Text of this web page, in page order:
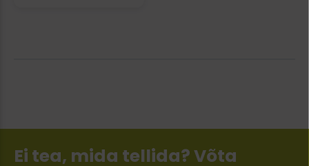
Ei tea, mida tellida? Võta